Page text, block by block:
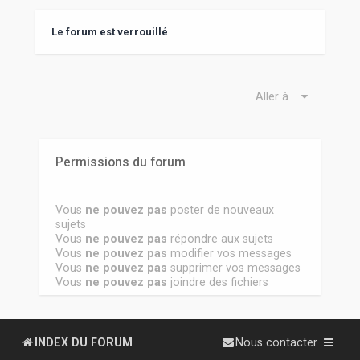
Le forum est verrouillé
Aller à
Permissions du forum
Vous ne pouvez pas poster de nouveaux
sujets
Vous ne pouvez pas répondre aux sujets
Vous ne pouvez pas modifier vos messages
Vous ne pouvez pas supprimer vos messages
Vous ne pouvez pas joindre des fichiers
INDEX DU FORUM Nous contacter